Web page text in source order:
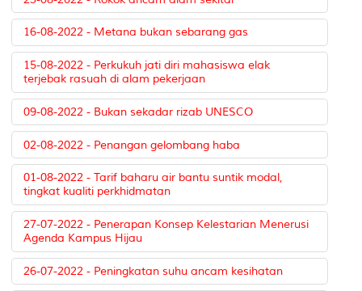
16-08-2022 - Metana bukan sebarang gas
15-08-2022 - Perkukuh jati diri mahasiswa elak
terjebak rasuah di alam pekerjaan
09-08-2022 - Bukan sekadar rizab UNESCO
02-08-2022 - Penangan gelombang haba
01-08-2022 - Tarif baharu air bantu suntik modal,
tingkat kualiti perkhidmatan
27-07-2022 - Penerapan Konsep Kelestarian Menerusi
Agenda Kampus Hijau
26-07-2022 - Peningkatan suhu ancam kesihatan